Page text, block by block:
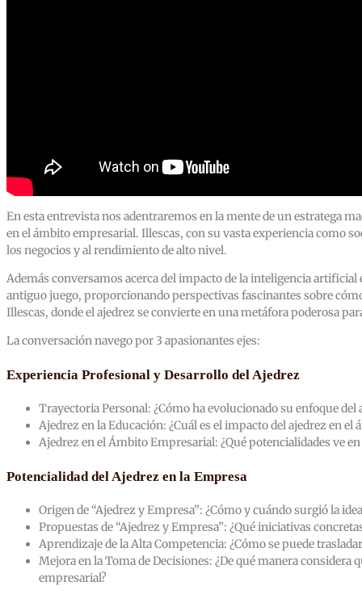
En esta entrevista nos adentraremos en la mente de un estratega
en el ámbito empresarial. Illescas, con su vasta experiencia como
los negocios y al rendimiento de alto nivel.
Además conversamos acerca del impacto de la inteligencia
antiguo juego, proporcionando perspectivas fascinantes sobre
Illescas, donde el ajedrez se convierte en una metáfora poderosa
La conversación navego por 3 apasionantes ejes:
Experiencia Profesional y Desarrollo del Ajedrez
Trayectoria Personal: ¿Cómo ha evolucionado su enfoque
Ajedrez en la Educación: ¿Cuál es el impacto del ajedrez en
Ajedrez en el Ámbito Empresarial: ¿Qué potencialidades ve
Potencialidad del Ajedrez en la Empresa
Origen de “Ajedrez y Empresa”: ¿Cómo y cuándo surgió la
Propuestas de “Ajedrez y Empresa”: ¿Qué iniciativas
Aprendizaje de la Alta Competencia: ¿Cómo se puede
Mejora en la Toma de Decisiones: ¿De qué manera
empresarial?